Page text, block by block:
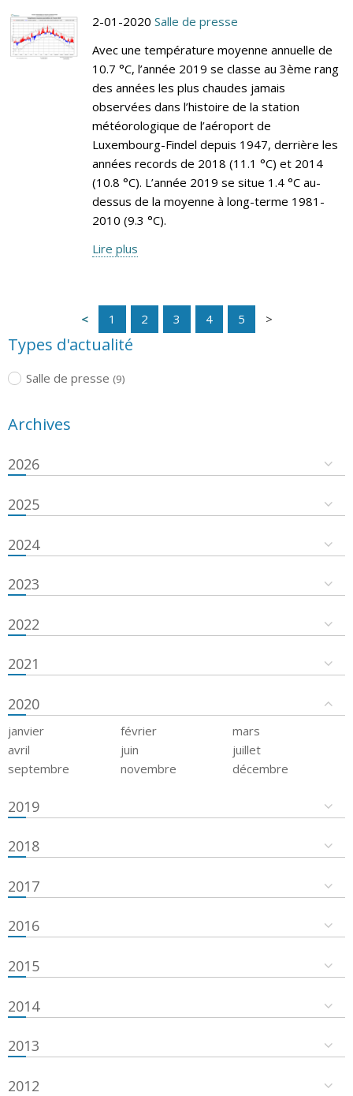
2-01-2020 Salle de presse
Avec une température moyenne annuelle de
10.7 °C, l’année 2019 se classe au 3ème rang
des années les plus chaudes jamais
observées dans l’histoire de la station
météorologique de l’aéroport de
Luxembourg-Findel depuis 1947, derrière les
années records de 2018 (11.1 °C) et 2014
(10.8 °C). L’année 2019 se situe 1.4 °C au-
dessus de la moyenne à long-terme 1981-
2010 (9.3 °C).
Lire plus
1 2 3 4 5
Types d'actualité
Salle de presse (9)
Archives
2026
2025
2024
2023
2022
2021
2020
janvier février
mars
avril
juin
juillet
septembre
novembre décembre
2019
2018
2017
2016
2015
2014
2013
2012